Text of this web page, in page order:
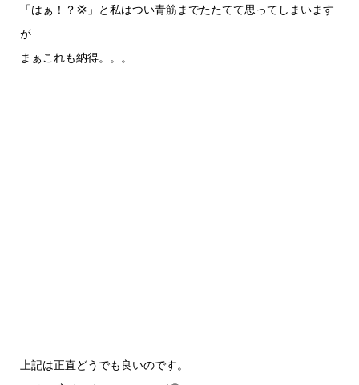
「はぁ！？💢」と私はつい青筋までたたてて思ってしまいます
が
まぁこれも納得。。。
上記は正直どうでも良いのです。